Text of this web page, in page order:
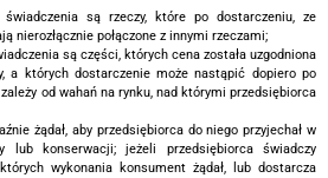
są rzeczy, które po dostarczeniu, ze
nierozłącznie połączone z innymi rzeczami;
są części, których cena została uzgodniona
a których dostarczenie może nastąpić dopiero po
od wahań na rynku, nad którymi przedsiębiorca
żądał, aby przedsiębiorca do niego przyjechał w
lub konserwacji; jeżeli przedsiębiorca świadczy
wykonania konsument żądał, lub dostarcza